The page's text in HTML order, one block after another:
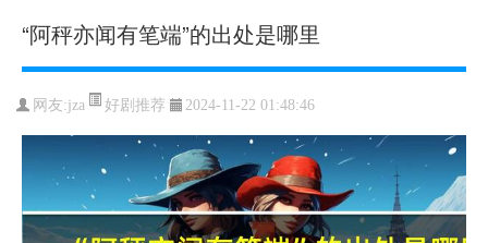
“阿秤亦闻有笔端”的出处是哪里
网友:jza 好剧推荐 2024-11-22 01:48:46